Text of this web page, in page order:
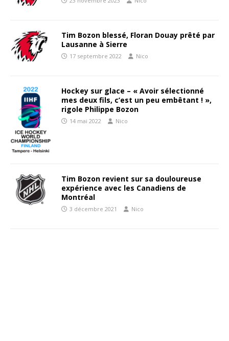
Tim Bozon blessé, Floran Douay prêté par
Lausanne à Sierre
17 septembre 2022 Nico
Hockey sur glace – « Avoir sélectionné
mes deux fils, c’est un peu embêtant ! »,
rigole Philippe Bozon
14 mai 2022 Nico
Tim Bozon revient sur sa douloureuse
expérience avec les Canadiens de
Montréal
3 décembre 2021 Nico